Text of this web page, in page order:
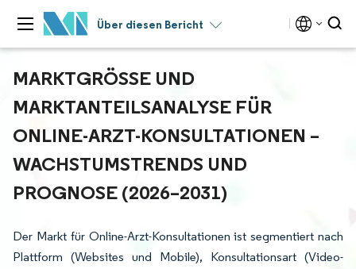
Über diesen Bericht
MARKTGRÖSSE UND M
ARKTANTEILSANALYSE FÜR O
NLINE-ARZT-KONSULTATIONEN – W
ACHSTUMSTRENDS UND P
ROGNOSE (2026–2031)
Der Markt für Online-Arzt-Konsultationen ist segmentiert nach
Plattform (Websites und Mobile), Konsultationsart (Video-